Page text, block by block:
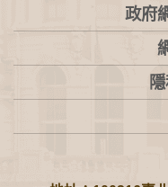
政府